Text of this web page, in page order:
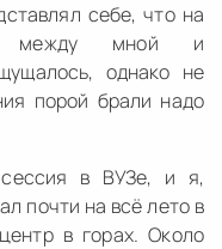
себе, что на
между мной и
однако не
порой брали надо
сессия в ВУЗе, и я,
почти на всё лето в
в горах. Около